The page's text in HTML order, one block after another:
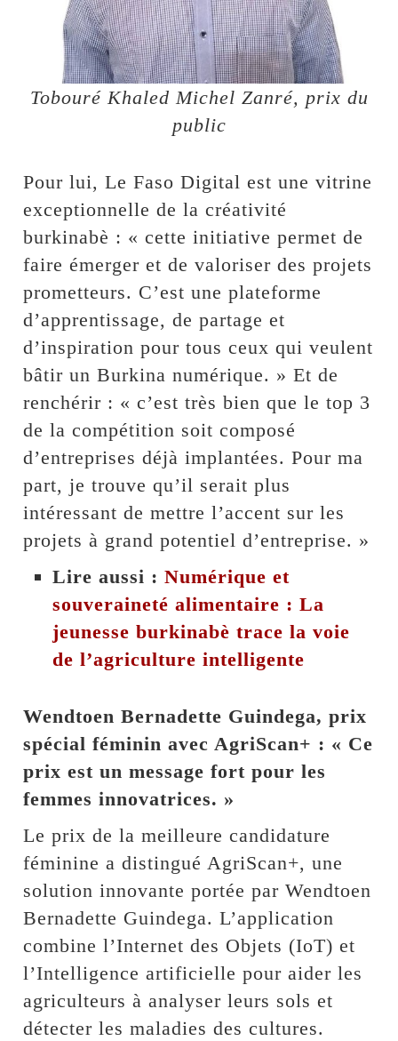
Tobouré Khaled Michel Zanré, prix du
public
Pour lui, Le Faso Digital est une vitrine
exceptionnelle de la créativité
burkinabè : « cette initiative permet de
faire émerger et de valoriser des projets
prometteurs. C’est une plateforme
d’apprentissage, de partage et
d’inspiration pour tous ceux qui veulent
bâtir un Burkina numérique. » Et de
renchérir : « c’est très bien que le top 3
de la compétition soit composé
d’entreprises déjà implantées. Pour ma
part, je trouve qu’il serait plus
intéressant de mettre l’accent sur les
projets à grand potentiel d’entreprise. »
Lire aussi :Numérique et
souveraineté alimentaire : La
jeunesse burkinabè trace la voie
de l’agriculture intelligente
Wendtoen Bernadette Guindega, prix
spécial féminin avec AgriScan+ : « Ce
prix est un message fort pour les
femmes innovatrices. »
Le prix de la meilleure candidature
féminine a distingué AgriScan+, une
solution innovante portée par Wendtoen
Bernadette Guindega. L’application
combine l’Internet des Objets (IoT) et
l’Intelligence artificielle pour aider les
agriculteurs à analyser leurs sols et
détecter les maladies des cultures.